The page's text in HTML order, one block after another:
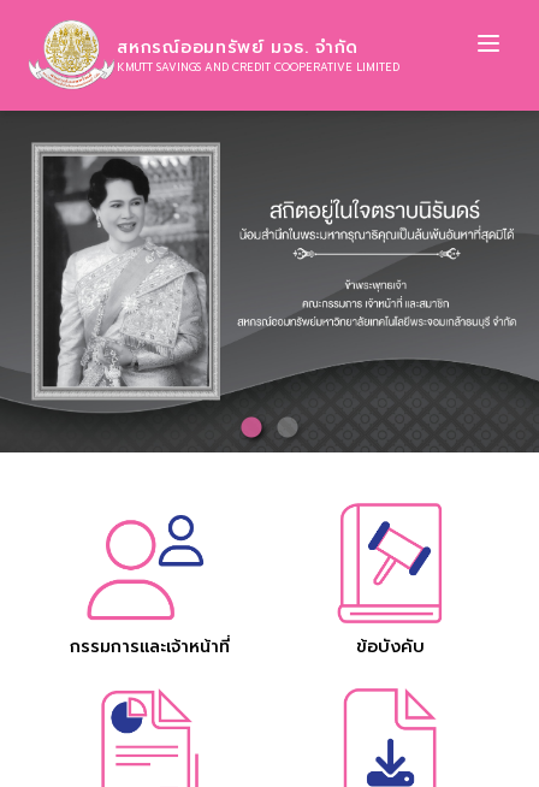
สหกรณ์ออมทรัพย์ มจธ. จำกัด
KMUTT SAVINGS AND CREDIT COOPERATIVE LIMITED
กรรมการและเจ้าหน้าที่ ข้อบังคับ